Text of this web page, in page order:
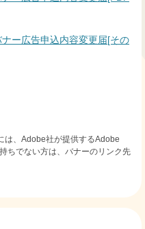
ー広告申込内容変更届[その
は、Adobe社が提供するAdobe
ちでない方は、バナーのリンク先